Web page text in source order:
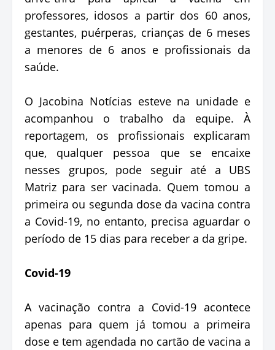
professores, idosos a partir dos 60 anos,
gestantes, puérperas, crianças de 6 meses
a menores de 6 anos e profissionais da
saúde.
O Jacobina Notícias esteve na unidade e
acompanhou o trabalho da equipe. À
reportagem, os profissionais explicaram
que, qualquer pessoa que se encaixe
nesses grupos, pode seguir até a UBS
Matriz para ser vacinada. Quem tomou a
primeira ou segunda dose da vacina contra
a Covid-19, no entanto, precisa aguardar o
período de 15 dias para receber a da gripe.
Covid-19
A vacinação contra a Covid-19 acontece
apenas para quem já tomou a primeira
dose e tem agendada no cartão de vacina a